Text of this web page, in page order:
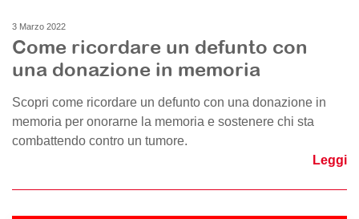
3 Marzo 2022
Come ricordare un defunto con
una donazione in memoria
Scopri come ricordare un defunto con una donazione in
memoria per onorarne la memoria e sostenere chi sta
combattendo contro un tumore.
Leggi